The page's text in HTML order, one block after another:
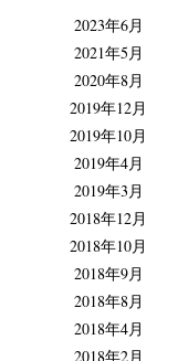
2023年6月
2021年5月
2020年8月
2019年12月
2019年10月
2019年4月
2019年3月
2018年12月
2018年10月
2018年9月
2018年8月
2018年4月
2018年2月